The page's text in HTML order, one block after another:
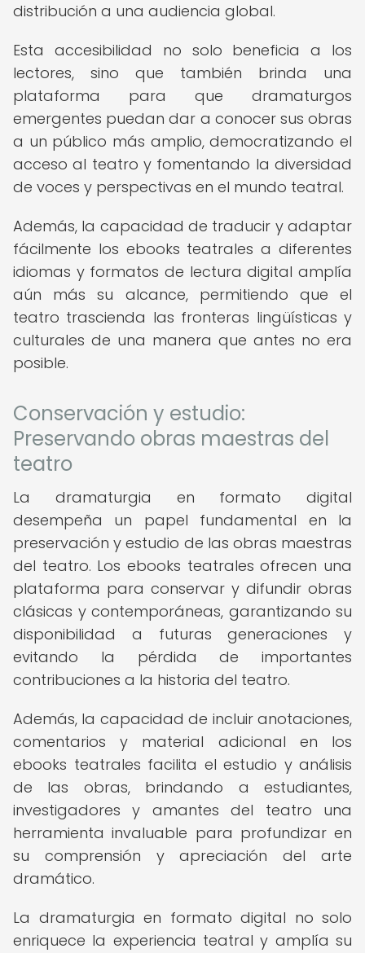
distribución a una audiencia global.
Esta accesibilidad no solo beneficia a los
lectores, sino que también brinda una
plataforma para que dramaturgos
emergentes puedan dar a conocer sus obras
a un público más amplio, democratizando el
acceso al teatro y fomentando la diversidad
de voces y perspectivas en el mundo teatral.
Además, la capacidad de traducir y adaptar
fácilmente los ebooks teatrales a diferentes
idiomas y formatos de lectura digital amplía
aún más su alcance, permitiendo que el
teatro trascienda las fronteras lingüísticas y
culturales de una manera que antes no era
posible.
Conservación y estudio:
Preservando obras maestras del
teatro
La dramaturgia en formato digital
desempeña un papel fundamental en la
preservación y estudio de las obras maestras
del teatro. Los ebooks teatrales ofrecen una
plataforma para conservar y difundir obras
clásicas y contemporáneas, garantizando su
disponibilidad a futuras generaciones y
evitando la pérdida de importantes
contribuciones a la historia del teatro.
Además, la capacidad de incluir anotaciones,
comentarios y material adicional en los
ebooks teatrales facilita el estudio y análisis
de las obras, brindando a estudiantes,
investigadores y amantes del teatro una
herramienta invaluable para profundizar en
su comprensión y apreciación del arte
dramático.
La dramaturgia en formato digital no solo
enriquece la experiencia teatral y amplía su